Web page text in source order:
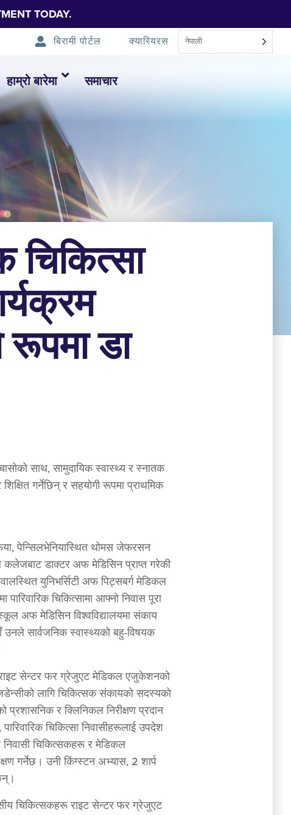
TODAY.
बिरामी पोर्टल क्यारियरस नेपाली
हाम्रो बारेमा समाचार
चिकित्सा
डा
साथ, सामुदायिक स्वास्थ्य र स्नातक
गर्नेछिन् र सहयोगी रूपमा प्राथमिक
पेन्सिलभेनियास्थित थोमस जेफरसन
डाक्टर अफ मेडिसिन प्राप्त गरेकी
युनिभर्सिटी अफ पिट्सबर्ग मेडिकल
चिकित्सामा आफ्नो निवास पूरा
अफ मेडिसिन विश्वविद्यालयमा संकाय
उनले सार्वजनिक स्वास्थ्यको बहु-विषयक
राइट सेन्टर फर ग्रेजुएट मेडिकल एजुकेशनको
लागि चिकित्सक संकायको सदस्यको
प्रशासनिक र क्लिनिकल निरीक्षण प्रदान
पारिवारिक चिकित्सा निवासीहरूलाई उपदेश
चिकित्सकहरू र मेडिकल
गर्नेछ। उनी किंग्स्टन अभ्यास, 2 शार्प
चिकित्सकहरू राइट सेन्टर फर ग्रेजुएट